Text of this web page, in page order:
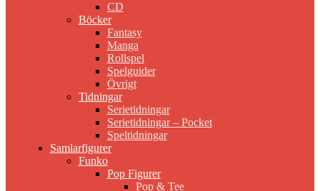
CD
Böcker
Fantasy
Manga
Rollspel
Spelguider
Övrigt
Tidningar
Serietidningar
Serietidningar – Pocket
Speltidningar
Samlarfigurer
Funko
Pop Figurer
Pop & Tee